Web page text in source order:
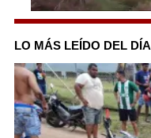
0
of
1
minute,
36
seconds
LO MÁS LEÍDO DEL DÍA